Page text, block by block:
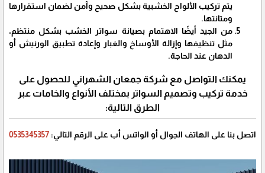
يتم تركيب الألواح الخشبية بشكل صحيح وآمن لضمان استقرارها
ومتانتها.
من الجيد أيضًا الاهتمام بصيانة سواتر الخشب بشكل منتظم،
مثل تنظيفها وإزالة الأوساخ والغبار وإعادة تطبيق الورنيش أو
الدهان عند الحاجة.
يمكنك التواصل مع شركة جمعان الشهراني للحصول على
خدمة تركيب وتصميم السواتر بمختلف الأنواع والخامات عبر
الطرق التالية:
اتصل بنا على الهاتف الجوال أو الواتس أب على الرقم التالي: 0535345357